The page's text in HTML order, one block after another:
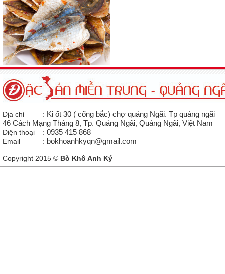
Địa chỉ
: Ki ốt 30 ( cổng bắc) chợ quảng Ngãi. Tp quảng ngãi
46 Cách Mạng Tháng 8, Tp. Quảng Ngãi, Quảng Ngãi, Việt Nam
Điện thoại
: 0935 415 868
Email
: bokhoanhkyqn@gmail.com
Copyright 2015 © Bò Khô Anh Ký